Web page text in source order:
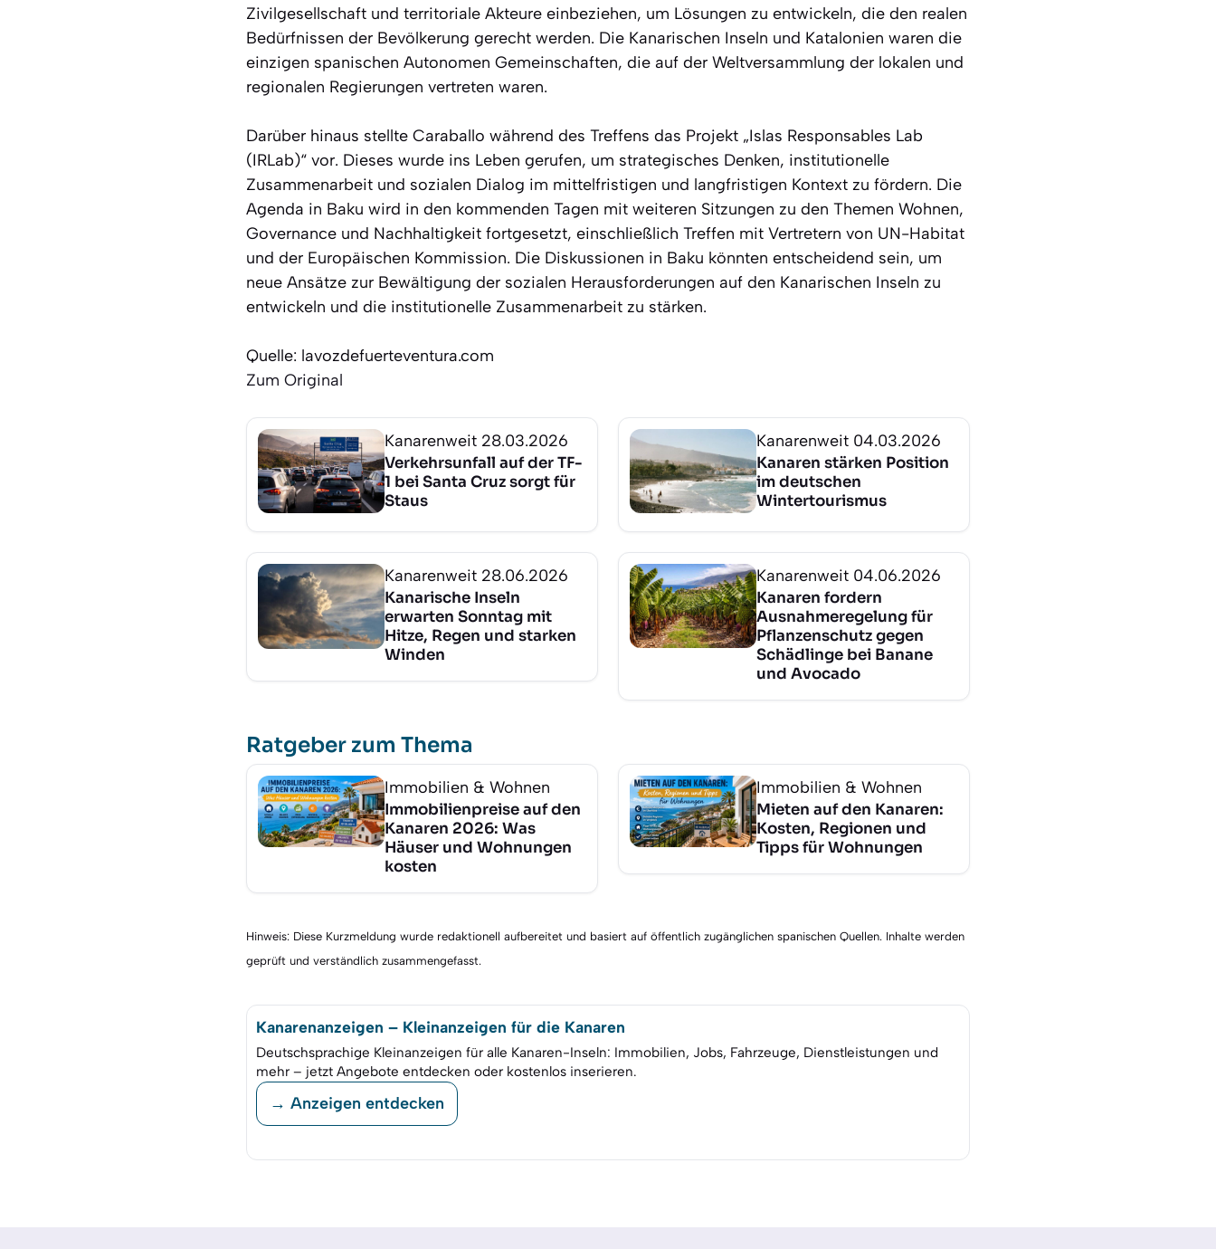
Zivilgesellschaft und territoriale Akteure einbeziehen, um Lösungen zu entwickeln, die den realen
Bedürfnissen der Bevölkerung gerecht werden. Die Kanarischen Inseln und Katalonien waren die
einzigen spanischen Autonomen Gemeinschaften, die auf der Weltversammlung der lokalen und
regionalen Regierungen vertreten waren.
Darüber hinaus stellte Caraballo während des Treffens das Projekt „Islas Responsables Lab
(IRLab)“ vor. Dieses wurde ins Leben gerufen, um strategisches Denken, institutionelle
Zusammenarbeit und sozialen Dialog im mittelfristigen und langfristigen Kontext zu fördern. Die
Agenda in Baku wird in den kommenden Tagen mit weiteren Sitzungen zu den Themen Wohnen,
Governance und Nachhaltigkeit fortgesetzt, einschließlich Treffen mit Vertretern von UN-Habitat
und der Europäischen Kommission. Die Diskussionen in Baku könnten entscheidend sein, um
neue Ansätze zur Bewältigung der sozialen Herausforderungen auf den Kanarischen Inseln zu
entwickeln und die institutionelle Zusammenarbeit zu stärken.
Quelle: lavozdefuerteventura.com
Zum Original
Kanarenweit 28.03.2026
Verkehrsunfall auf der TF-
1 bei Santa Cruz sorgt für
Staus
Kanarenweit 04.03.2026
Kanaren stärken Position
im deutschen
Wintertourismus
Kanarenweit 28.06.2026
Kanarische Inseln
erwarten Sonntag mit
Hitze, Regen und starken
Winden
Kanarenweit 04.06.2026
Kanaren fordern
Ausnahmeregelung für
Pflanzenschutz gegen
Schädlinge bei Banane
und Avocado
Ratgeber zum Thema
Immobilien & Wohnen
Immobilienpreise auf den
Kanaren 2026: Was
Häuser und Wohnungen
kosten
Immobilien & Wohnen
Mieten auf den Kanaren:
Kosten, Regionen und
Tipps für Wohnungen
Hinweis: Diese Kurzmeldung wurde redaktionell aufbereitet und basiert auf öffentlich zugänglichen spanischen Quellen. Inhalte werden
geprüft und verständlich zusammengefasst.
Kanarenanzeigen – Kleinanzeigen für die Kanaren
Deutschsprachige Kleinanzeigen für alle Kanaren-Inseln: Immobilien, Jobs, Fahrzeuge, Dienstleistungen und
mehr – jetzt Angebote entdecken oder kostenlos inserieren.
→ Anzeigen entdecken